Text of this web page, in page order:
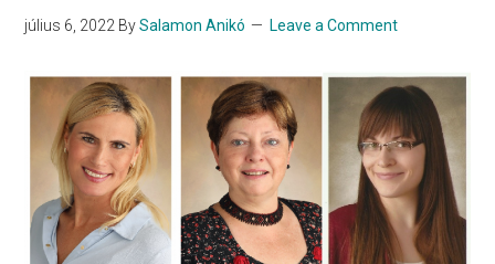
július 6, 2022 BySalamon Anikó Leave a Comment